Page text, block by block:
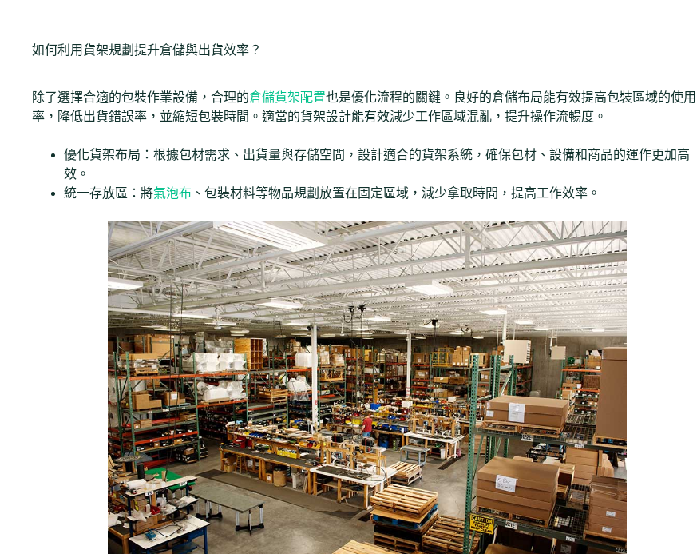
如何利用貨架規劃提升倉儲與出貨效率？
除了選擇合適的包裝作業設備，合理的倉儲貨架配置也是優化流程的關鍵。良好的倉儲布局能有效提高包裝區域的使用
率，降低出貨錯誤率，並縮短包裝時間。適當的貨架設計能有效減少工作區域混亂，提升操作流暢度。
優化貨架布局：根據包材需求、出貨量與存儲空間，設計適合的貨架系統，確保包材、設備和商品的運作更加高
效。
統一存放區：將氣泡布 、包裝材料等物品規劃放置在固定區域，減少拿取時間，提高工作效率。